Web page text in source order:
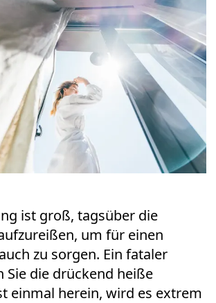
ist groß, tagsüber die
um für einen
zu sorgen. Ein fataler
Sie die drückend heiße
einmal herein, wird es extrem